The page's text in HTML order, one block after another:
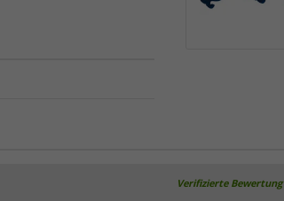
Verifizierte Bewertung